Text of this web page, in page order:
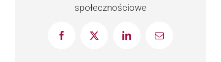
społecznościowe
FacebookX LinkedInEmail